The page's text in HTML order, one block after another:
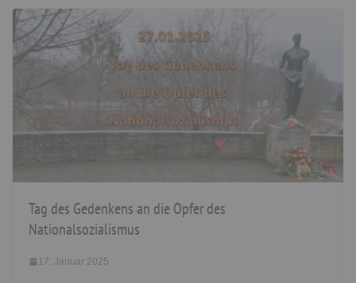
Tag des Gedenkens an die Opfer des
Nationalsozialismus
17. Januar 2025